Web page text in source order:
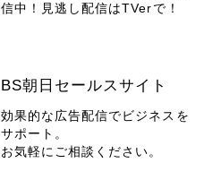
信中！見逃し配信はTVerで！
BS朝日セールスサイト
効果的な広告配信でビジネスを
サポート。
お気軽にご相談ください。